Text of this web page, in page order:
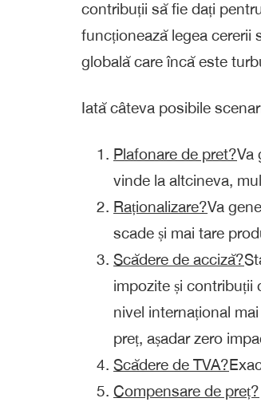
contribuții să fie dați
funcționează legea cererii
globală care încă este
Iată câteva posibile
Plafonare de pret?Va
vinde la altcineva,
Raționalizare?Va
scade și mai tare
Scădere de acciză?
impozite și contribuții
nivel internațional
preț, așadar zero
Scădere de TVA?
Compensare de preț?